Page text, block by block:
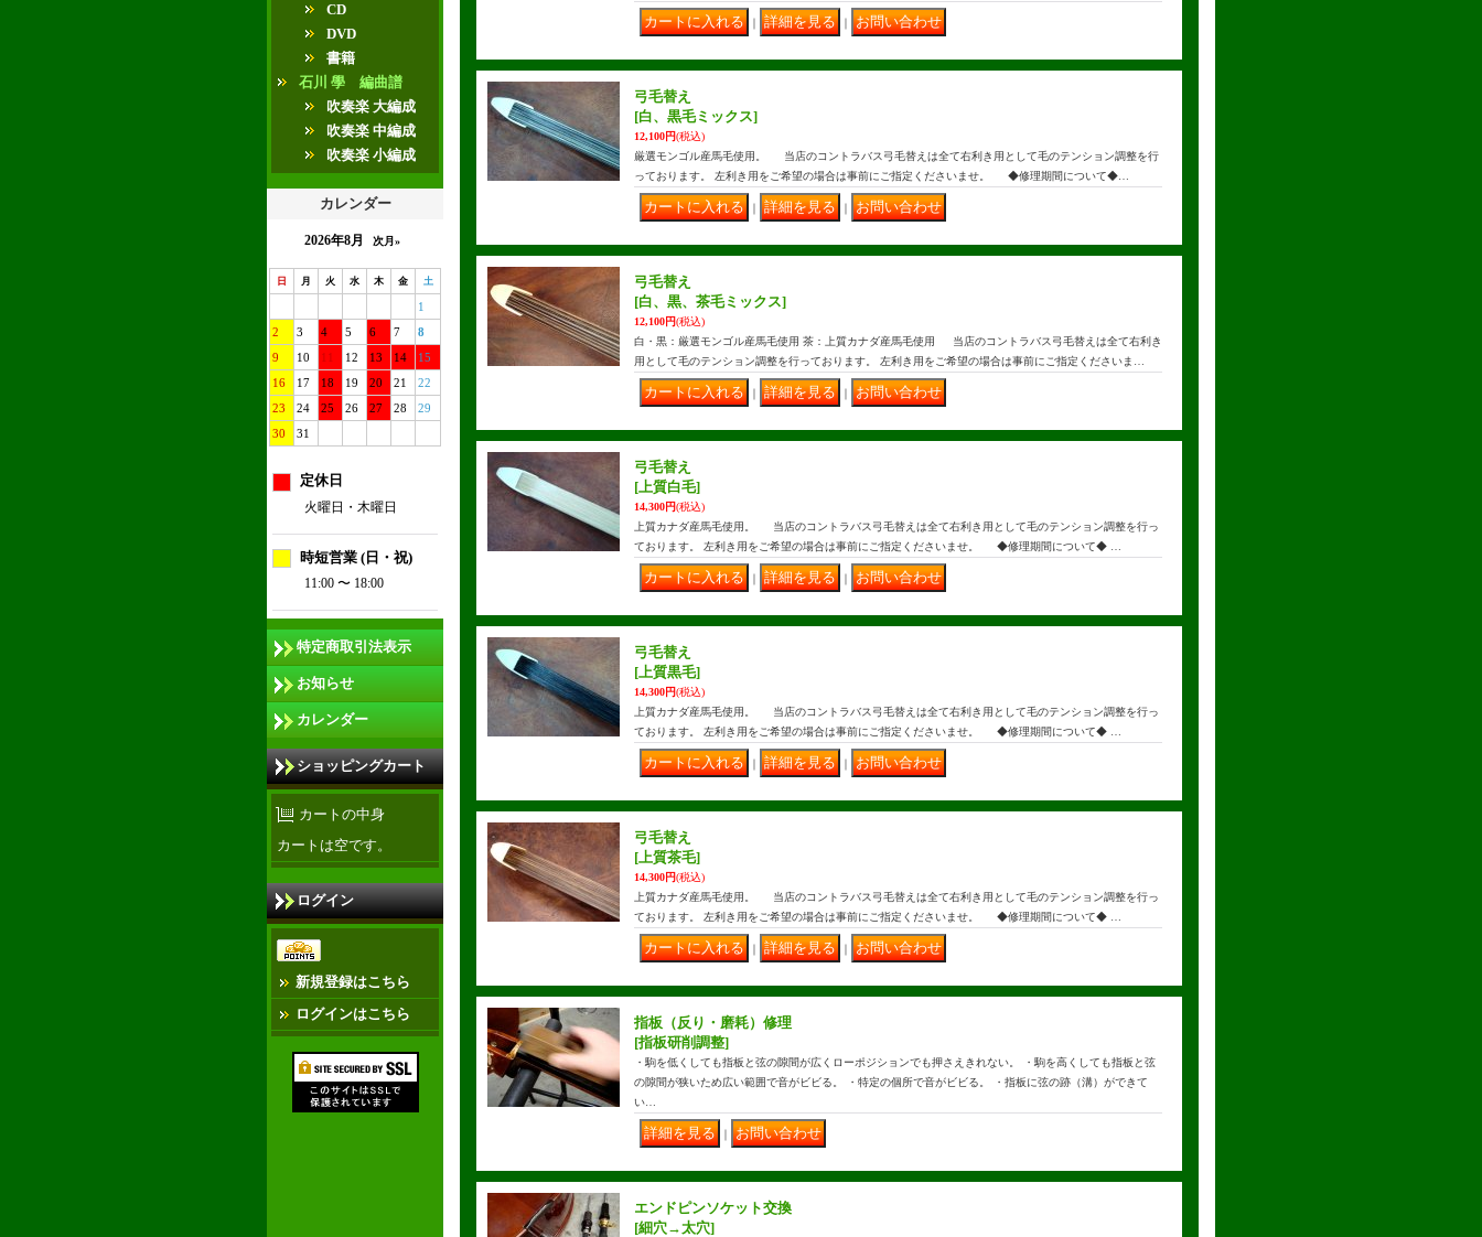
CD
DVD
書籍
石川 學 編曲譜
吹奏楽 大編成
吹奏楽 中編成
吹奏楽 小編成
カレンダー
2026年8月 次月»
日 月 火 水 木 金 土
1
2
3 4 5 6 7
8
9
10 11 12 13 14
15
16
17 18 19 20 21
22
23
24 25 26 27 28
29
30
31
定休日
火曜日・木曜日
時短営業 (日・祝)
11:00 〜 18:00
特定商取引法表示
お知らせ
カレンダー
ショッピングカート
カートの中身
カートは空です。
ログイン
新規登録はこちら
ログインはこちら
｜ ｜
弓毛替え
[白、黒毛ミックス]
12,100円(税込)
厳選モンゴル産馬毛使用。 当店のコントラバス弓毛替えは全て右利き用として毛のテンション調整を行
っております。 左利き用をご希望の場合は事前にご指定くださいませ。 ◆修理期間について◆…
｜ ｜
弓毛替え
[白、黒、茶毛ミックス]
12,100円(税込)
白・黒：厳選モンゴル産馬毛使用 茶：上質カナダ産馬毛使用 当店のコントラバス弓毛替えは全て右利き
用として毛のテンション調整を行っております。 左利き用をご希望の場合は事前にご指定くださいま…
｜ ｜
弓毛替え
[上質白毛]
14,300円(税込)
上質カナダ産馬毛使用。 当店のコントラバス弓毛替えは全て右利き用として毛のテンション調整を行っ
ております。 左利き用をご希望の場合は事前にご指定くださいませ。 ◆修理期間について◆ …
｜ ｜
弓毛替え
[上質黒毛]
14,300円(税込)
上質カナダ産馬毛使用。 当店のコントラバス弓毛替えは全て右利き用として毛のテンション調整を行っ
ております。 左利き用をご希望の場合は事前にご指定くださいませ。 ◆修理期間について◆ …
｜ ｜
弓毛替え
[上質茶毛]
14,300円(税込)
上質カナダ産馬毛使用。 当店のコントラバス弓毛替えは全て右利き用として毛のテンション調整を行っ
ております。 左利き用をご希望の場合は事前にご指定くださいませ。 ◆修理期間について◆ …
｜ ｜
指板（反り・磨耗）修理
[指板研削調整]
・駒を低くしても指板と弦の隙間が広くローポジションでも押さえきれない。 ・駒を高くしても指板と弦
の隙間が狭いため広い範囲で音がビビる。 ・特定の個所で音がビビる。 ・指板に弦の跡（溝）ができて
い…
｜
エンドピンソケット交換
[細穴→太穴]